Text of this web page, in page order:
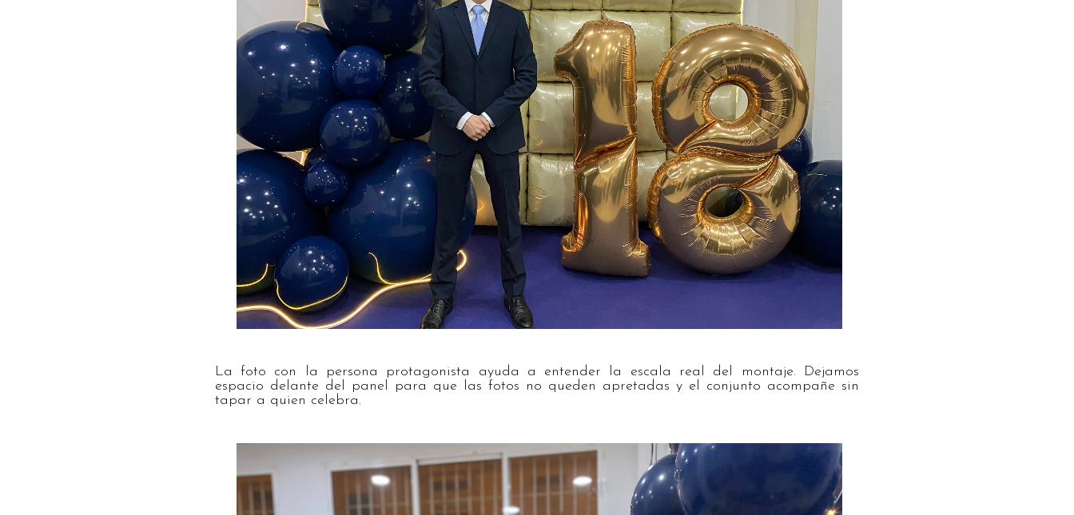
La foto con la persona protagonista ayuda a entender la escala real del montaje. Dejamos
espacio delante del panel para que las fotos no queden apretadas y el conjunto acompañe sin
tapar a quien celebra.